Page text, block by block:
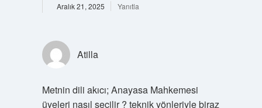
Aralık 21, 2025 Yanıtla
Atilla
Metnin dili akıcı; Anayasa Mahkemesi
üyeleri nasıl seçilir ? teknik yönleriyle biraz